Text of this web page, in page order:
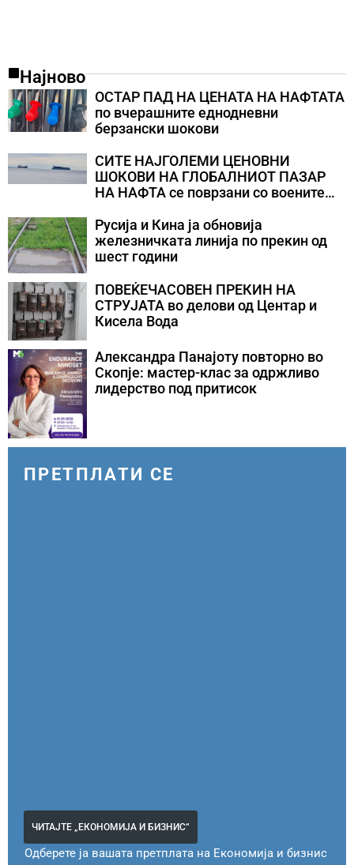
Најново
ОСТАР ПАД НА ЦЕНАТА НА НАФТАТА
по вчерашните еднодневни
берзански шокови
СИТЕ НАЈГОЛЕМИ ЦЕНОВНИ
ШОКОВИ НА ГЛОБАЛНИОТ ПАЗАР
НА НАФТА се поврзани со воените
Русија и Кина ја обновија
железничката линија по прекин од
шест години
ПОВЕЌЕЧАСОВЕН ПРЕКИН НА
СТРУЈАТА во делови од Центар и
Кисела Вода
Александра Панајоту повторно во
Скопје: мастер-клас за одржливо
лидерство под притисок
ПРЕТПЛАТИ СЕ
ЧИТАЈТЕ „ЕКОНОМИЈА И БИЗНИС“
Одберете ја вашата претплата на Економија и бизнис